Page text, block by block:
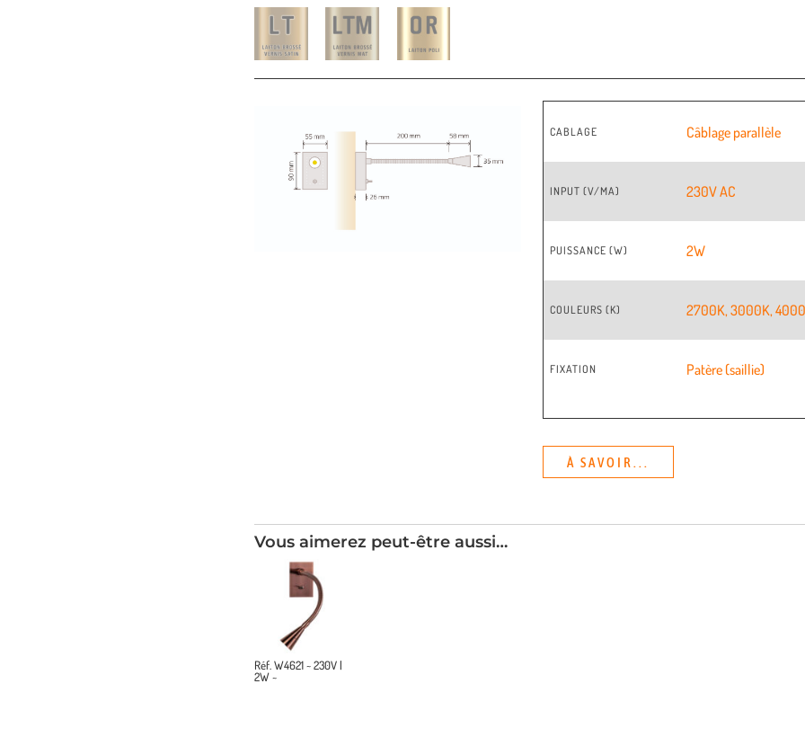
CABLAGE Câblage parallèle
INPUT (V/MA) 230V AC
PUISSANCE (W) 2W
COULEURS (K) 2700K,3000K,
FIXATION Patère (saillie)
À SAVOIR...
Vous aimerez peut-être aussi…
Réf. W4621 ~ 230V |
2W ~